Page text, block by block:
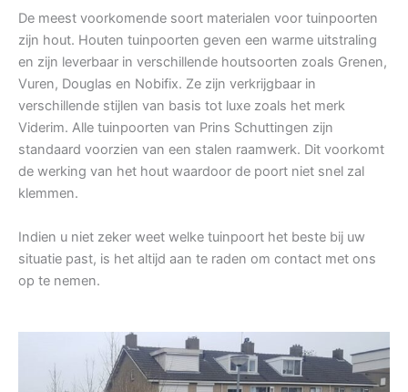
De meest voorkomende soort materialen voor tuinpoorten
zijn hout. Houten tuinpoorten geven een warme uitstraling
en zijn leverbaar in verschillende houtsoorten zoals Grenen,
Vuren, Douglas en Nobifix. Ze zijn verkrijgbaar in
verschillende stijlen van basis tot luxe zoals het merk
Viderim. Alle tuinpoorten van Prins Schuttingen zijn
standaard voorzien van een stalen raamwerk. Dit voorkomt
de werking van het hout waardoor de poort niet snel zal
klemmen.
Indien u niet zeker weet welke tuinpoort het beste bij uw
situatie past, is het altijd aan te raden om contact met ons
op te nemen.